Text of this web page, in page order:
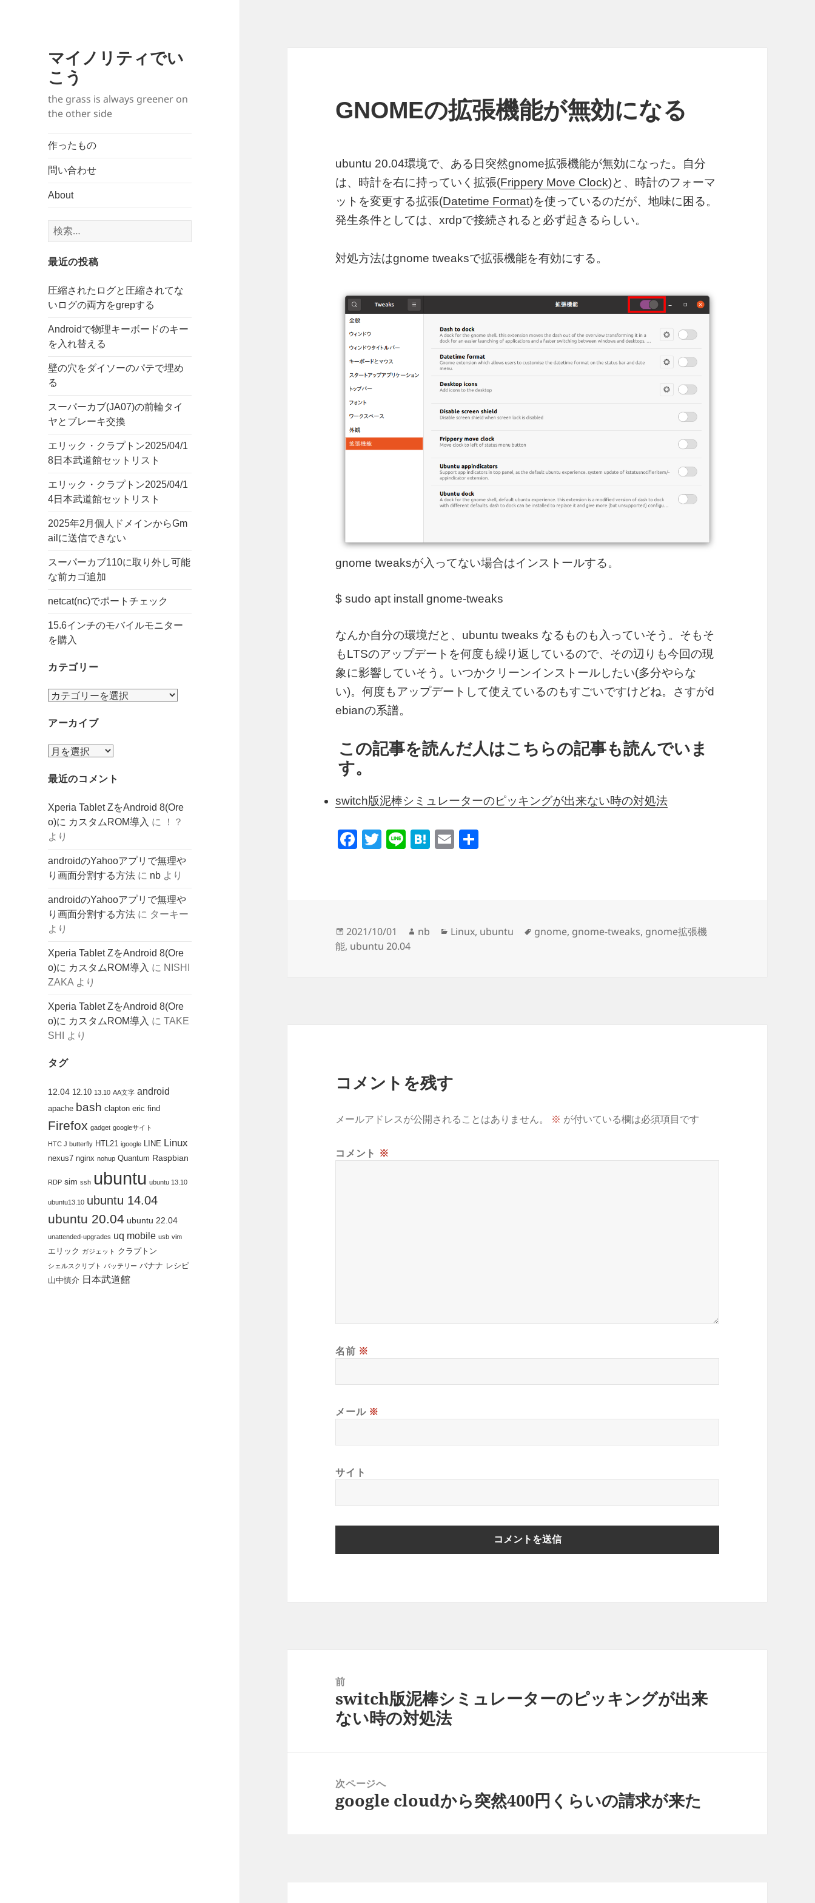
マイノリティでい
こう
the grass is always greener on
the other side
作ったもの
問い合わせ
About
検
索:
最近の投稿
圧縮されたログと圧縮されてな
いログの両方をgrepする
Androidで物理キーボードのキー
を入れ替える
壁の穴をダイソーのパテで埋め
る
スーパーカブ(JA07)の前輪タイ
ヤとブレーキ交換
エリック・クラプトン2025/04/1
8日本武道館セットリスト
エリック・クラプトン2025/04/1
4日本武道館セットリスト
2025年2月個人ドメインからGm
ailに送信できない
スーパーカブ110に取り外し可能
な前カゴ追加
netcat(nc)でポートチェック
15.6インチのモバイルモニター
を購入
カテゴリー
カ
ゴ
ー
アーカイブ
ア
カ
ブ
最近のコメント
Xperia Tablet ZをAndroid 8(Ore
o)に カスタムROM導入 に
！？
より
androidのYahooアプリで無理や
り画面分割する方法 に nb より
androidのYahooアプリで無理や
り画面分割する方法 に ターキー
より
Xperia Tablet ZをAndroid 8(Ore
o)に カスタムROM導入 に NISHI
ZAKA より
Xperia Tablet ZをAndroid 8(Ore
o)に カスタムROM導入 にTAKE
SHI
より
タグ
12.04 12.10 13.10 AA文字 android
apache bash clapton eric find
Firefox gadget googleサイト
HTC J butterfly HTL21 igoogle LINE Linux
nexus7 nginx nohup Quantum Raspbian
RDP sim ssh ubuntu ubuntu 13.10
ubuntu13.10 ubuntu 14.04
ubuntu 20.04 ubuntu 22.04
unattended-upgrades uq mobile usb vim
エリック ガジェット クラプトン
シェルスクリプト バッテリー バナナ レシピ
山中慎介 日本武道館
GNOMEの拡張機能が無効になる
ubuntu 20.04環境で、ある日突然gnome拡張機能が無効になった。自分
は、時計を右に持っていく拡張(Frippery Move Clock)と、時計のフォーマ
ットを変更する拡張(Datetime Format)を使っているのだが、地味に困る。
発生条件としては、xrdpで接続されると必ず起きるらしい。
対処方法はgnome tweaksで拡張機能を有効にする。
gnome tweaksが入ってない場合はインストールする。
$ sudo apt install gnome-tweaks
なんか自分の環境だと、ubuntu tweaks なるものも入っていそう。そもそ
もLTSのアップデートを何度も繰り返しているので、その辺りも今回の現
象に影響していそう。いつかクリーンインストールしたい(多分やらな
い)。何度もアップデートして使えているのもすごいですけどね。さすがd
ebianの系譜。
この記事を読んだ人はこちらの記事も読んでいま
す。
switch版泥棒シミュレーターのピッキングが出来ない時の対処法
F
o
o
T
Li
H
E
投
稿
2021/10/01
作
nb
カ
Linux, ubuntu
タ
gnome, gnome-tweaks, gnome拡張機
能, ubuntu 20.04
コメントを残す
メールアドレスが公開されることはありません。 ※ が付いている欄は必須項目です
コメント ※
名前 ※
メール ※
サイト
前
前
の
switch版泥棒シミュレーターのピッキングが出来
ない時の対処法
次ページへ
次
google cloudから突然400円くらいの請求が来た